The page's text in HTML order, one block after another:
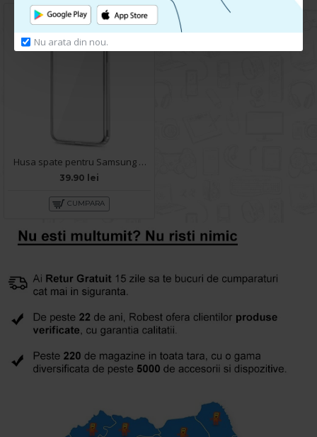
Nu arata din nou.
Husa spate pentru Samsung Galaxy A10 - Protect+
39.90 lei
CUMPARA